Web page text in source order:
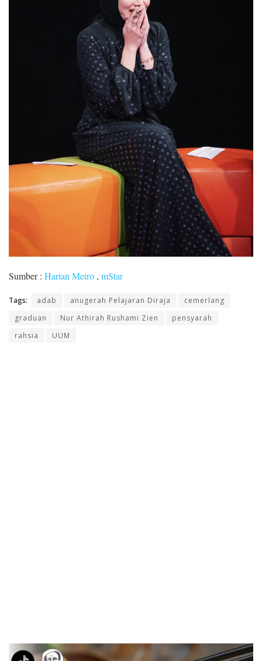
Sumber : Harian Metro , mStar
Tags: adab anugerah Pelajaran Diraja
cemerlang
graduan
Nur Athirah Rushami Zien
pensyarah
rahsia
UUM